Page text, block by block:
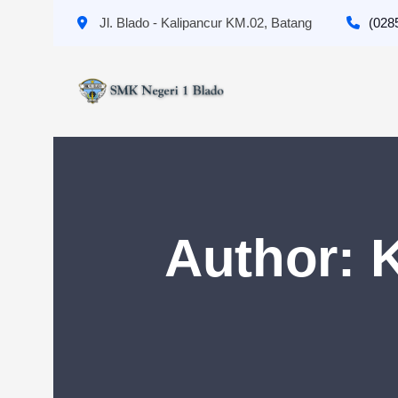
Jl. Blado - Kalipancur KM.02, Batang
Author: